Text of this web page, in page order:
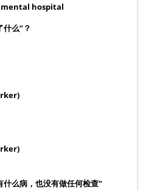
mental hospital
么”？
么病，也没有做任何检查”